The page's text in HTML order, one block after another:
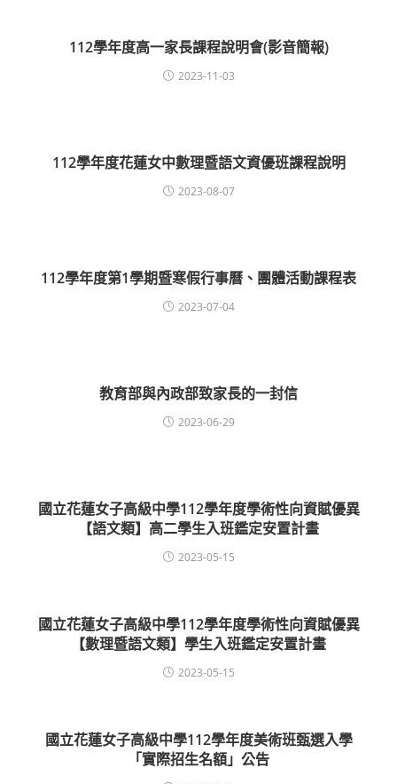
112學年度高一家長課程說明會(影音簡報)
2023-11-03
112學年度花蓮女中數理暨語文資優班課程說明
2023-08-07
112學年度第1學期暨寒假行事曆、團體活動課程表
2023-07-04
教育部與內政部致家長的一封信
2023-06-29
國立花蓮女子高級中學112學年度學術性向資賦優異
【語文類】高二學生入班鑑定安置計畫
2023-05-15
國立花蓮女子高級中學112學年度學術性向資賦優異
【數理暨語文類】學生入班鑑定安置計畫
2023-05-15
國立花蓮女子高級中學112學年度美術班甄選入學
「實際招生名額」公告